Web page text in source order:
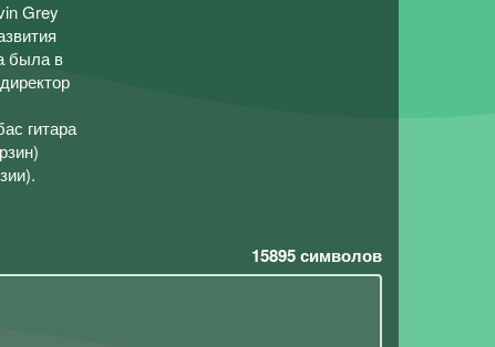
Grey
была в
гитара
15895символов